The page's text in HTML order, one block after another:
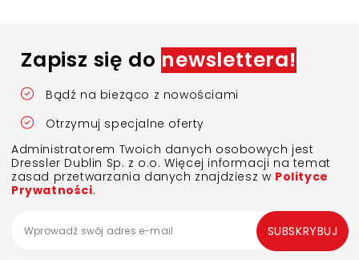
Zapisz się do newslettera!
Bądź na bieżąco z nowościami
Otrzymuj specjalne oferty
Administratorem Twoich danych osobowych jest
Dressler Dublin Sp. z o.o. Więcej informacji na temat
zasad przetwarzania danych znajdziesz w Polityce
Prywatności.
SUBSKRYBUJ